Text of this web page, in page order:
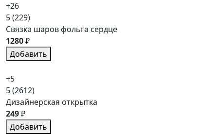
+26
5(229)
Связка шаров фольга сердце
1280₽
Добавить
+5
5(2612)
Дизайнерская открытка
249₽
Добавить